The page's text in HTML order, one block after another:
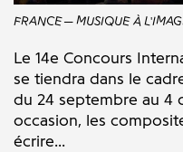
FRANCE MUSIQUE À
Le 14e Concours
se tiendra dans le
du 24 septembre au 4
occasion, les
écrire...